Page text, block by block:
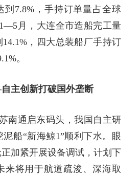
到7.8%，手持订单量占全球
月，大连全市造船完工量
，四大总装船厂手持订
。
主创新打破国外垄断
通启东码头，我国自主研
船“新海鲸1”顺利下水。眼
加紧开展设备调试，计划下
来将用于航道疏浚、深海取